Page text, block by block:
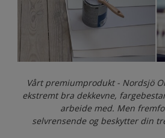
Vårt premiumprodukt - Nordsjö
ekstremt bra dekkevne,
arbeide med. Men
selvrensende og beskytter din